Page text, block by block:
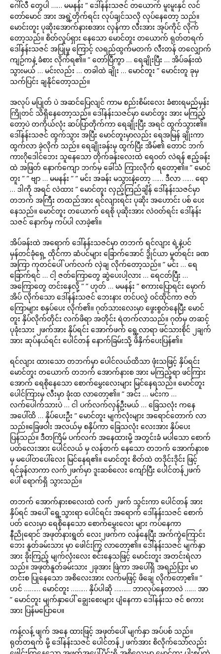
ဂေါ်လီ တွေပါ …… မမနန်း ” ဒေါ်နန်းသဇင် တယောက် မူးမူးနှင် လင်
တော်မောင် အား အရွဲ့တိုက်ရင်း လုပ်ချင်သလို လုပ်နေတော့ သည်။
မောင်းတူး ပုဆိုးအောက်နားစအား လှန်ကာ လီးအား အုပ်ကိုင် လိုက်
တော့သည်။ စိတ်လှုပ်ရှား နေသော မောင်တူး တယောက် ရုတ်တရက်
ဒေါ်နန်းသဇင် အပြုမှု ကြောင့် လရည်ထွက်မတက် လီးတန် တလျှောက်
ကျဉ်ကနဲ့ ခံစား လိုက်ရ၏။ ” တော်ပြီကွာ … ရေချိုးပြီး … အိပ်ခန်းထဲ
သွားမယ် … မင်းလည်း … တခါထဲ ချိုး … မောင်တူး ” မောင်းတူ ခုမှ
သက်ပြင်း ချနိုင်တော့သည်။
အလုပ် မပြုတ် ပဲ အဆင်ပြေလျင် ကာမ စည်းစိမ်းလေး ခံစားရမည်မှန်း
ကြိုတင် သိရှိနေတော့သည်။ ဒေါ်နန်းသဇင်မှာ မောင်တူး အား မကြည့်
တော့ပဲ တကိုယ်လုံး ဆပ်ပြာတိုက်ကာ ရေချိုးပြီး အရင် ထွက်သွား၏။
ဒေါ်နန်းသဇင် ထွက်သွား အပြီး မောင်တူးမှာလည်း ရေအမြန် ချိုးကာ
ထွက်လာ ခဲ့လိုက် သည်။ ရေချိုးခန်းမှ ထွက်ပြီး အိမ်၏ တောင် ဘက်
ကားဂိုဒေါင်ဘေး သူနေသော တိုက်ခန်းလေးထဲ ရေဝတ် လဲရန် ဧည့်ခန်း
ထဲ အဖြတ် နောက်ကျော ဘက်မှ ခေါ်သံ ကြားလိုက် ရတော့၏။ ” မောင်
တူး ” ” ဗျာ … မမနန်း ” ” မင်း အခန်း မသွားနဲ့တော့ …… ဒီလာ …… ရော
… ဒါကို အရင် လဲထား ” မောင်တူး လှည့်ကြည်ချိန် ဒေါ်နန်းသဇင်မှာ
တဘက် အကြီး တထည်အား ရင်လျားရင်း ပုဆိုး အဟောင်း ပစ် ပေး
နေသည်။ မောင်တူး တယောက် ရေစို ပုဆိုးအား လဲဝတ်ရင်း ဒေါ်နန်း
သဇင် နောက်မှ ကပ်ပါ လာခဲ့၏။
အိပ်ခန်းထဲ အရောက် ဒေါ်နန်းသဇင်မှာ တဘက် ရင်လျား ရဲ့နဲ့ပင်
မှန်တင်ခုံရှေ့ ထိုင်ကာ ဆံပင်များ ခြောက်အောင် ဒွိုင်ယာ မှုတ်ရင်း ခဏ
အကြာ ကုတင်ပေါ် ပက်လက် လှဲချ လိုက်တော့သည်။ ” မင်း … ရေ
ခြောက်ရင် … ငါ့ ဇတ်ကြောတွေ ဆွဲပေးပါ့လား … ရေငတ်ပြီး …
အကြောတွေ တင်းနေလို့ ” ” ဟုတ် … မမနန်း ” စကားပြောရင်း မှောက်
အိပ် လိုက်သော ဒေါ်နန်းသဇင် ဘေးနား တင်ပလွဲ ဝင်ထိုင်ကာ ဇတ်
ကြောများ စနှပ်ပေး လိုက်၏။ ဂုတ်သားလေးမှာ ဖွေးစွတ်နေပြီး မောင်
တူး နှိပ်လိုက်တိုင်း လက်ဖိရာ အတိုင်း ရဲတက်လာသည်။ ဂုတ်မှ တဆင့်
ပုခုံးသား ၂ဖက်အား နှိပ်ရင်း အောက်ဖက် ရွေ့လာရာ ဖင်သားစိုင် ၂ချက်
အား ဆုပ်နယ်ရင်း ပေါင်တန် နောက်ခြမ်းသို့ ဖိနှိက်ပေးပြန်၏။
ရင်လျား ထားသော တဘက်မှာ ပေါင်လယ်ထိသာ ဖုံးသဖြင့် နှိပ်ရင်း
မောင်တူး တယောက် တဘက် အောက်နားစ အား မကြည့်ရာ ဖင်ကြား
အောက် ရေစိုနေသော စောက်မွှေးလေးများ မြင်နေရသည်။ မောင်တူး
ပေါင်ကြားမှ လီးမှာ ခုံးထ လာတော့၏။ ” အင်း … မင်းက …
လက်ပေါက်သားပဲ … ငါ ပက်လက်လှန်ဦးမယ် … ခြေသလုံး ကနေ
အပေါ်ထိ … နှိပ်ပေးဦး ” မောင်တူး မျက်လုံးများ အရောင်တောက် လာ
သည်။ခြေဖဝါး အလယ်မှ စနှိပ်ကာ ခြေသလုံး လေးအား နှိပ်ပေး
ပြန်သည်။ ဒီတကြိမ် ပက်လက် အနေထားမို့ အတွင်းခံ မပါသော စောက်
ပတ်လေးအား ပေါင်လယ် မှ လန်တက် နေသော တဘက် အောက်နားစ
မှ မပေါ်တပေါ်လေး မြင်နေရ၏။ မောင်တူး စိတ်ထဲ တဒိုင်းဒိုင်း ဖြင့်
ရင်ခုန်လာကာ လက်၂ဖက်မှာ ဒူးဆစ်လေး ကျော်ပြီး ပေါင်တန်၂ဖက်
ပေါ် ရောက်ရှိ သွားသည်။
တဘက် အောက်နားစလေးထဲ လက် ၂ဖက် သွင်းကာ ပေါင်တန် အား
နှိပ်ရင် အပေါ် ရွေ့သွားရာ ပေါင်ရင်း အရောက် ဒေါ်နန်းသဇင် စောက်
ပတ် လေးမှာ ရေစိုနေသော စောက်မွှေးလေး များ ကပ်နေကာ
နီညိုရောင် အဖုတ်နားရွတ် လေး၂ဖက်က လန်နေပြီး အက်ကွဲကြောင်း
ဘေး နူတ်ခမ်းသား မှာ ဖေါင်းကြွ လာတော့၏။ ဒေါ်နန်းသဇင် မျက်နှာ
အား ခိုးကြည့် မျက်လုံးလေး စင်းနေသဖြင့် မောင်းတူး အတင်းရဲလာ
သည်။ အဖုတ်နူတ်ခမ်းသား ၂ခုအား ဖြဲကာ အပေါ်ရှိ အရည်ပြား မာ
တင်းစ ပြုနေသော အစိလေးအား လက်မဖြင့် ဖိချေ လိုက်တော့၏။ ”
ဟင် ……… မောင်တူး ……… နှိပ်ပါဆို ……… ဘာလုပ်နေတာလဲ …… အာ
” မောင်တူး မျက်နှာပေါ် ချွေးစေးများ ပျံနေကာ ဒေါ်နန်းသ ဇင် စကား
အား ပြန်မပြောပေ။
ကန့်လန့် ဖျက် အနေ ထားဖြင့် အဖုတ်ပေါ် မျက်နှာ အပ်ပစ် သည်။
ရုတ်တရက် မို့ ဒေါ်နန်းသဇင် ပေါင်တန်၂ ဖက်အား စိလိုက်သော်လည်း